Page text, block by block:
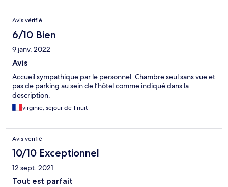
Avis vérifié
6/10 Bien
9 janv. 2022
Avis
Accueil sympathique par le personnel. Chambre seul sans vue et
pas de parking au sein de l’hôtel comme indiqué dans la
description.
virginie, séjour de 1 nuit
Avis vérifié
10/10 Exceptionnel
12 sept. 2021
Tout est parfait